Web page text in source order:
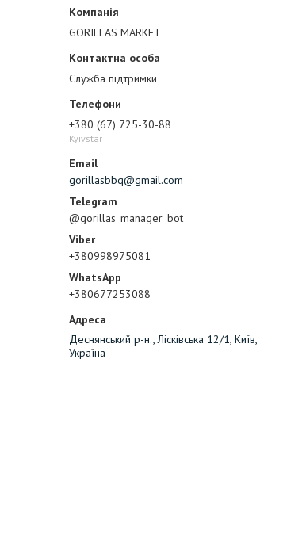
GORILLAS MARKET
Служба підтримки
+380 (67) 725-30-88
Kyivstar
gorillasbbq@gmail.com
@gorillas_manager_bot
+380998975081
+380677253088
Деснянський р-н., Лісківська 12/1, Київ,
Україна